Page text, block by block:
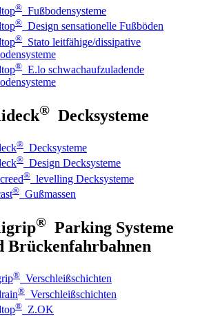
® Fußbodensysteme
® Design sensationelle Fußböden
® Stato leitfähige/dissipative
® E.lo schwachaufzuladende
® Decksysteme
® Decksysteme
® Design Decksysteme
® levelling Decksysteme
® Gußmassen
® Parking Systeme
Brückenfahrbahnen
® Verschleißschichten
® Verschleißschichten
® Z.OK